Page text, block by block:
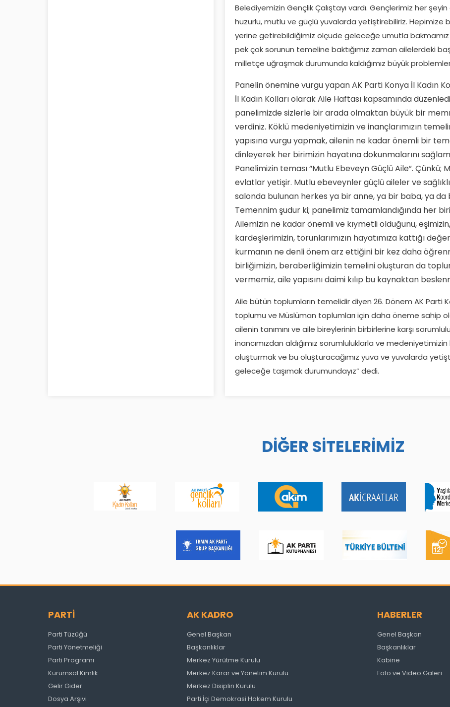
Belediyemizin Gençlik Çalıştayı vardı. Gençlerimiz her
huzurlu, mutlu ve güçlü yuvalarda yetiştirebiliriz. Hepimize
yerine getirebildiğimiz ölçüde geleceğe umutla bakmamız
pek çok sorunun temeline baktığımız zaman ailelerdeki
milletçe uğraşmak durumunda kaldığımız büyük
Panelin önemine vurgu yapan AK Parti Konya İl Kadın
İl Kadın Kolları olarak Aile Haftası kapsamında
panelimizde sizlerle bir arada olmaktan büyük bir
verdiniz. Köklü medeniyetimizin ve inançlarımızın
yapısına vurgu yapmak, ailenin ne kadar önemli bir
dinleyerek her birimizin hayatına dokunmalarını
Panelimizin teması “Mutlu Ebeveyn Güçlü Aile”.
evlatlar yetişir. Mutlu ebeveynler güçlü aileler ve
salonda bulunan herkes ya bir anne, ya bir baba, ya
Temennim şudur ki; panelimiz tamamlandığında her
Ailemizin ne kadar önemli ve kıymetli olduğunu,
kardeşlerimizin, torunlarımızın hayatımıza kattığı
kurmanın ne denli önem arz ettiğini bir kez daha
birliğimizin, beraberliğimizin temelini oluşturan da
vermemiz, aile yapısını daimi kılıp bu kaynaktan
Aile bütün toplumların temelidir diyen 26. Dönem AK Parti
toplumu ve Müslüman toplumları için daha öneme sahip
ailenin tanımını ve aile bireylerinin birbirlerine karşı
inancımızdan aldığımız sorumluluklarla ve
oluşturmak ve bu oluşturacağımız yuva ve yuvalarda
geleceğe taşımak durumundayız” dedi.
DİĞER SİTELERİMİZ
PARTİ
Parti Tüzüğü
Parti Yönetmeliği
Parti Programı
Kurumsal Kimlik
Gelir Gider
Dosya Arşivi
AK KADRO
Genel Başkan
Başkanlıklar
Merkez Yürütme Kurulu
Merkez Karar ve Yönetim Kurulu
Merkez Disiplin Kurulu
Parti İçi Demokrasi Hakem Kurulu
HABERLER
Genel Başkan
Başkanlıklar
Kabine
Foto ve Video Galeri